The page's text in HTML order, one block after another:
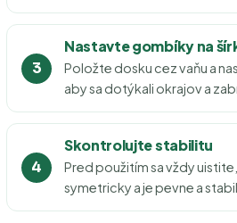
Nastavte gombíky na
Položte dosku cez vaňu a
aby sa dotýkali okrajov a
Skontrolujte stabilitu
Pred použitím sa vždy
symetricky a je pevne a